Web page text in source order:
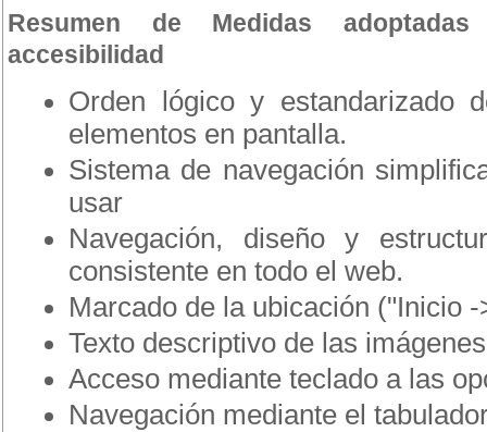
Resumen de Medidas
accesibilidad
Orden lógico y estandarizado
elementos en pantalla.
Sistema de navegación
usar
Navegación, diseño y
consistente en todo el web.
Marcado de la ubicación ("Inicio -
Texto descriptivo de las
Acceso mediante teclado a las
Navegación mediante el